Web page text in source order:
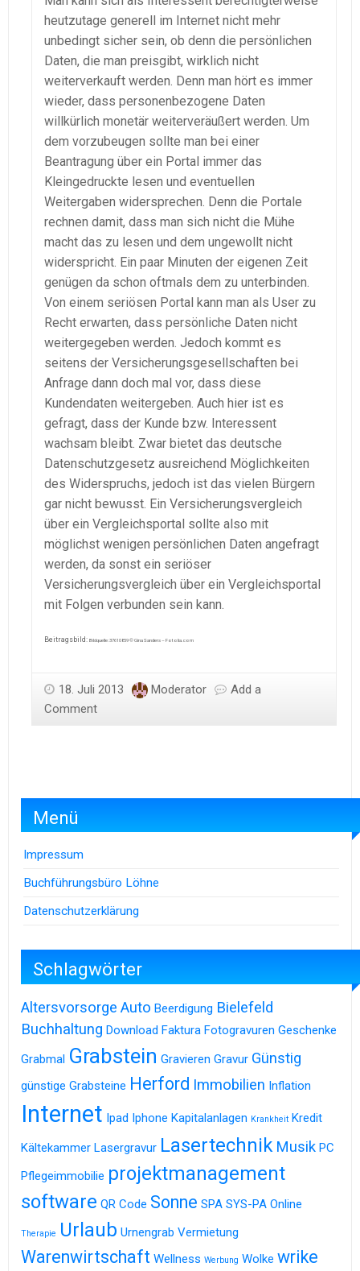
heutzutage generell im Internet nicht mehr
unbedingt sicher sein, ob denn die persönlichen
Daten, die man preisgibt, wirklich nicht
weiterverkauft werden. Denn man hört es immer
wieder, dass personenbezogene Daten
willkürlich monetär weiterveräußert werden. Um
dem vorzubeugen sollte man bei einer
Beantragung über ein Portal immer das
Kleingedruckte lesen und eventuellen
Weitergaben widersprechen. Denn die Portale
rechnen damit, dass man sich nicht die Mühe
macht das zu lesen und dem ungewollt nicht
widerspricht. Ein paar Minuten der eigenen Zeit
genügen da schon oftmals dem zu unterbinden.
Von einem seriösen Portal kann man als User zu
Recht erwarten, dass persönliche Daten nicht
weitergegeben werden. Jedoch kommt es
seitens der Versicherungsgesellschaften bei
Anfrage dann doch mal vor, dass diese
Kundendaten weitergeben. Auch hier ist es
gefragt, dass der Kunde bzw. Interessent
wachsam bleibt. Zwar bietet das deutsche
Datenschutzgesetz ausreichend Möglichkeiten
des Widerspruchs, jedoch ist das vielen Bürgern
gar nicht bewusst. Ein Versicherungsvergleich
über ein Vergleichsportal sollte also mit
möglichst wenigen persönlichen Daten angefragt
werden, da sonst ein seriöser
Versicherungsvergleich über ein Vergleichsportal
mit Folgen verbunden sein kann.
Beitragsbild: Bildquelle: 37610859 © Gina Sanders – Fotolia.com
18. Juli 2013 Moderator
Add a
Comment
Menü
Impressum
Buchführungsbüro Löhne
Datenschutzerklärung
Schlagwörter
Altersvorsorge Auto Beerdigung Bielefeld
Buchhaltung Download Faktura Fotogravuren Geschenke
Grabmal Grabstein Gravieren Gravur Günstig
günstige Grabsteine Herford Immobilien Inflation
Internet Ipad Iphone Kapitalanlagen Krankheit Kredit
Kältekammer Lasergravur Lasertechnik Musik PC
Pflegeimmobilie projektmanagement
software QR Code Sonne SPA SYS-PA Online
Therapie Urlaub Urnengrab Vermietung
Warenwirtschaft Wellness Werbung Wolke wrike